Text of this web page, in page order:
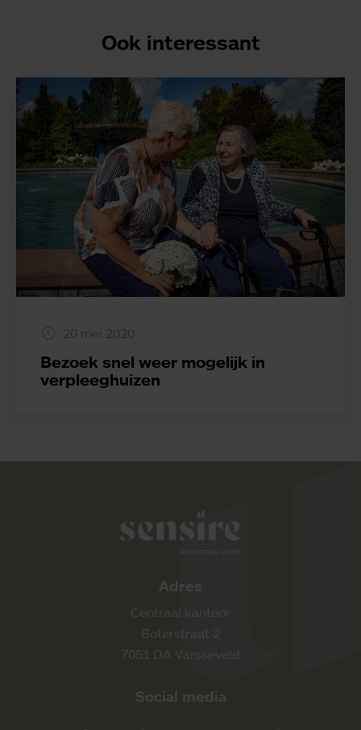
Ook interessant
20 mei 2020
Bezoek snel weer mogelijk in
verpleeghuizen
Adres
Centraal kantoor
Boterstraat 2
7051 DA Varsseveld
Social media